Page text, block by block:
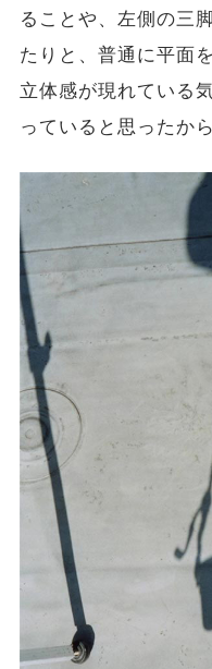
ることや、左側の三
たりと、普通に平面
立体感が現れている
っていると思ったから